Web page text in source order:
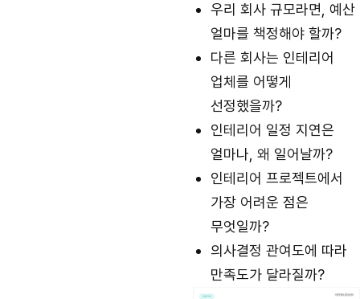
우리 회사 규모라면, 예산
얼마를 책정해야 할까?
다른 회사는 인테리어
업체를 어떻게
선정했을까?
인테리어 일정 지연은
얼마나, 왜 일어날까?
인테리어 프로젝트에서
가장 어려운 점은
무엇일까?
의사결정 관여도에 따라
만족도가 달라질까?